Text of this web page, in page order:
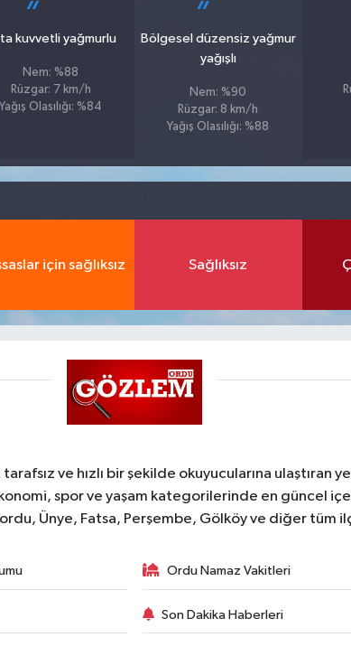
kuvvetli yağmurlu
Nem: %88
Rüzgar: 7 km/h
Yağış Olasılığı: %84
Bölgesel düzensiz yağmur
yağışlı
Nem: %90
Rüzgar: 8 km/h
Yağış Olasılığı: %88
için sağlıksız Sağlıksız
ve hızlı bir şekilde okuyucularına
spor ve yaşam kategorilerinde en güncel
Ünye, Fatsa, Perşembe, Gölköy ve diğer tüm
Ordu Namaz Vakitleri
Son Dakika Haberleri